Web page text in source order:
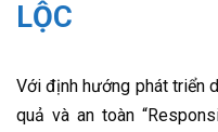
LỘC
Với định hướng phát triển
quả và an toàn